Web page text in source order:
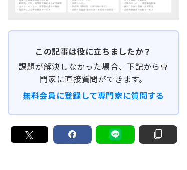
この記事は役に立ちましたか？
課題が解決しなかった場合、下記から専
門家に直接質問ができます。
無料会員に登録して専門家に質問する